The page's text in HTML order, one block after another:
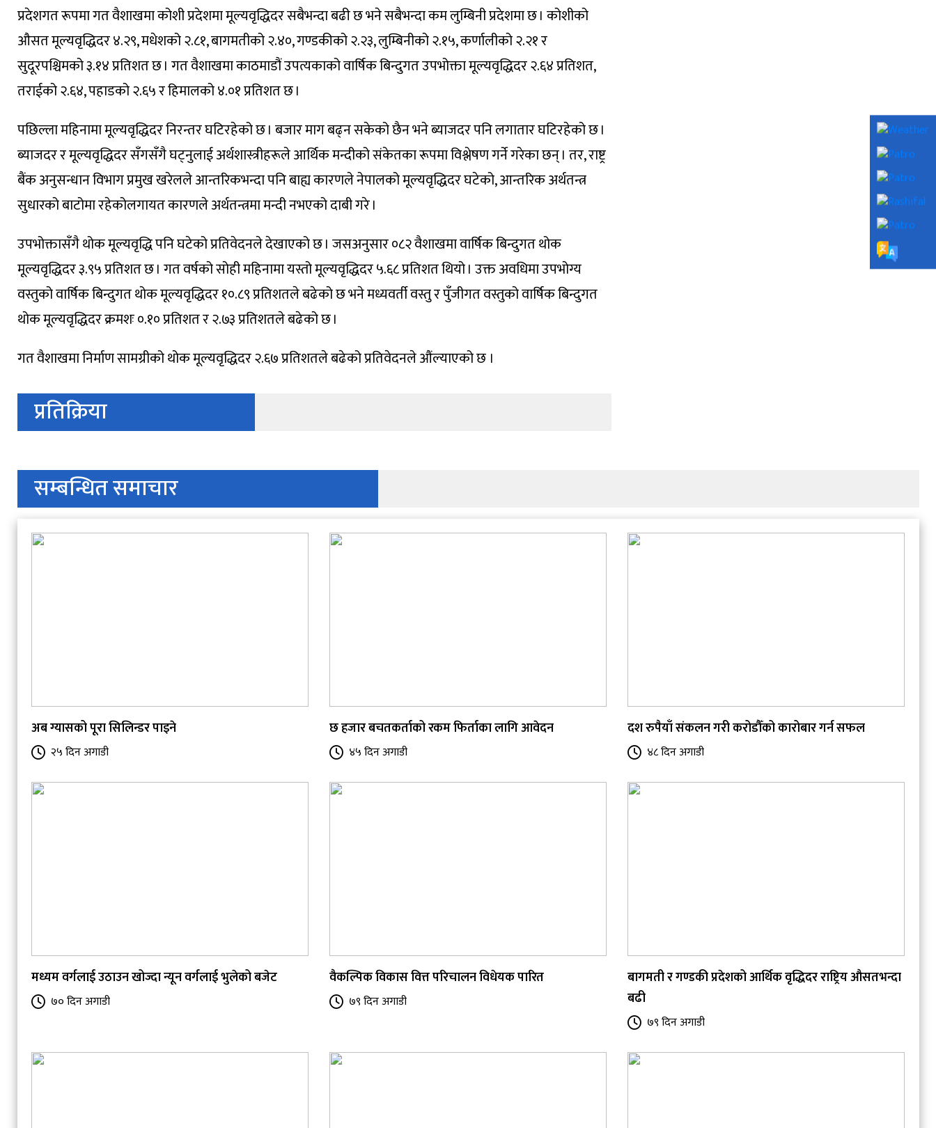
प्रदेशगत रूपमा गत वैशाखमा कोशी प्रदेशमा मूल्यवृद्धिदर सबैभन्दा बढी छ भने सबैभन्दा कम लुम्बिनी प्रदेशमा छ । कोशीको
औसत मूल्यवृद्धिदर ४.२९, मधेशको २.८१, बागमतीको २.४०, गण्डकीको २.२३, लुम्बिनीको २.१५, कर्णालीको २.२१ र
सुदूरपश्चिमको ३.१४ प्रतिशत छ । गत वैशाखमा काठमाडौं उपत्यकाको वार्षिक बिन्दुगत उपभोक्ता मूल्यवृद्धिदर २.६४ प्रतिशत,
तराईको २.६४, पहाडको २.६५ र हिमालको ४.०१ प्रतिशत छ ।
पछिल्ला महिनामा मूल्यवृद्धिदर निरन्तर घटिरहेको छ । बजार माग बढ्न सकेको छैन भने ब्याजदर पनि लगातार घटिरहेको छ ।
ब्याजदर र मूल्यवृद्धिदर सँगसँगै घट्नुलाई अर्थशास्त्रीहरूले आर्थिक मन्दीको संकेतका रूपमा विश्लेषण गर्ने गरेका छन् । तर, राष्ट्र
बैंक अनुसन्धान विभाग प्रमुख खरेलले आन्तरिकभन्दा पनि बाह्य कारणले नेपालको मूल्यवृद्धिदर घटेको, आन्तरिक अर्थतन्त्र
सुधारको बाटोमा रहेकोलगायत कारणले अर्थतन्त्रमा मन्दी नभएको दाबी गरे ।
उपभोक्तासँगै थोक मूल्यवृद्धि पनि घटेको प्रतिवेदनले देखाएको छ । जसअनुसार ०८२ वैशाखमा वार्षिक बिन्दुगत थोक
मूल्यवृद्धिदर ३.९५ प्रतिशत छ । गत वर्षको सोही महिनामा यस्तो मूल्यवृद्धिदर ५.६८ प्रतिशत थियो । उक्त अवधिमा उपभोग्य
वस्तुको वार्षिक बिन्दुगत थोक मूल्यवृद्धिदर १०.८९ प्रतिशतले बढेको छ भने मध्यवर्ती वस्तु र पुँजीगत वस्तुको वार्षिक बिन्दुगत
थोक मूल्यवृद्धिदर क्रमशः ०.१० प्रतिशत र २.७३ प्रतिशतले बढेको छ ।
गत वैशाखमा निर्माण सामग्रीको थोक मूल्यवृद्धिदर २.६७ प्रतिशतले बढेको प्रतिवेदनले औंल्याएको छ ।
प्रतिक्रिया
सम्बन्धित समाचार
अब ग्यासको पूरा सिलिन्डर पाइने
२५ दिन अगाडी
छ हजार बचतकर्ताको रकम फिर्ताका लागि आवेदन
४५ दिन अगाडी
दश रुपैयाँ संकलन गरी करोडौँको कारोबार गर्न सफल
४८ दिन अगाडी
मध्यम वर्गलाई उठाउन खोज्दा न्यून वर्गलाई भुलेको बजेट
७० दिन अगाडी
वैकल्पिक विकास वित्त परिचालन विधेयक पारित
७९ दिन अगाडी
बागमती र गण्डकी प्रदेशको आर्थिक वृद्धिदर राष्ट्रिय औसतभन्दा
बढी
७९ दिन अगाडी